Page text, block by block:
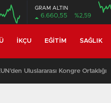
GRAM ALTIN
6.660,55 %2,59
İKÇU EĞITIM SAĞLIK
Uluslararası Kongre Ortaklığı